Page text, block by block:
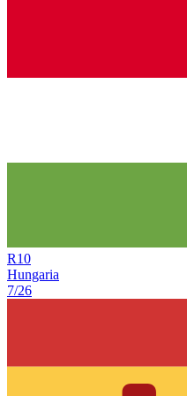
R10
Hungaria
7/26